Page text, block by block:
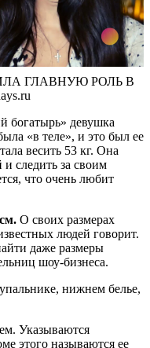
ГЛАВНУЮ РОЛЬ В
богатырь» девушка
«в теле», и это был ее
весить 53 кг. Она
следить за своим
что очень любит
О своих размерах
людей говорит.
даже размеры
шоу-бизнеса.
Указываются
этого называются ее